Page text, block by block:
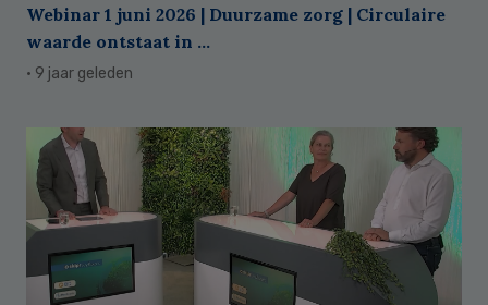
Webinar 1 juni 2026 | Duurzame zorg | Circulaire
waarde ontstaat in ...
· 9 jaar geleden